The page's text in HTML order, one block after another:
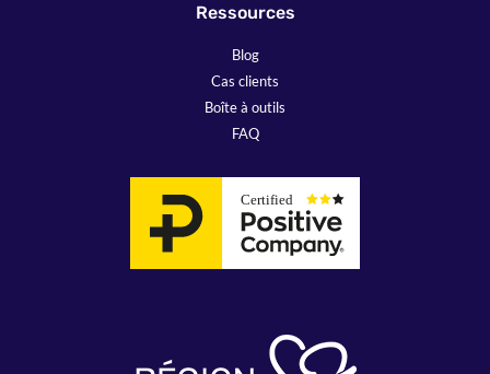
Ressources
Blog
Cas clients
Boîte à outils
FAQ